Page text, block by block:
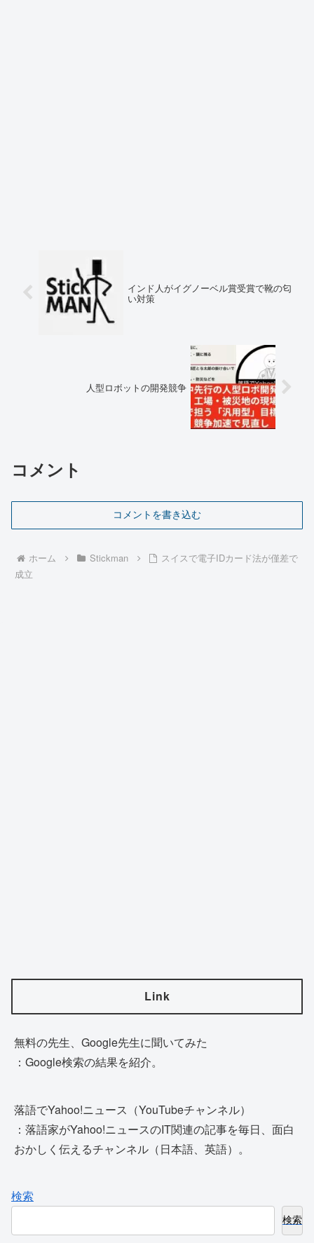
インド人がイグノーベル賞受賞で靴の匂
い対策
人型ロボットの開発競争
コメント
コメントを書き込む
ホーム Stickman
スイスで電子IDカード法が僅差で
成立
Link
無料の先生、Google先生に聞いてみた
：Google検索の結果を紹介。
落語でYahoo!ニュース（YouTubeチャンネル）
：落語家がYahoo!ニュースのIT関連の記事を毎日、面白
おかしく伝えるチャンネル（日本語、英語）。
検索
検索